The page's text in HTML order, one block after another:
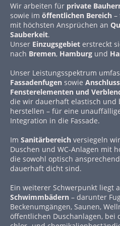
Wir arbeiten für private
sowie im öffentlichen Bereich –
mit höchsten Ansprüchen an
Sauberkeit.
Unser Einzugsgebiet erstreckt
nach Bremen, Hamburg und
Unser Leistungsspektrum
Fassadenfugen sowie
Fensterelementen und
die wir dauerhaft elastisch und
herstellen – für eine
Integration in die Fassade.
Im Sanitärbereich versiegeln
Duschen und WC-Anlagen mit
die sowohl optisch
dauerhaft dicht sind.
Ein weiterer Schwerpunkt liegt
Schwimmbädern – darunter
Beckenumgängen, Saunen,
öffentlichen Duschanlagen, bei